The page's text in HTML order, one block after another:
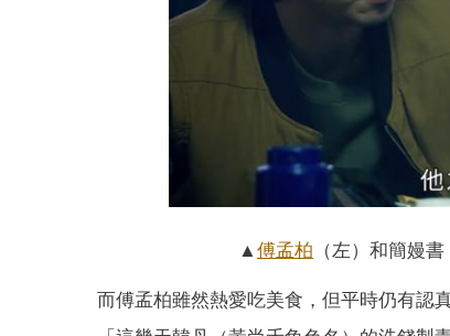
▲傅孟柏 （左）和簡嫚
而傅孟柏雖然熱愛吃美食，但平時仍有認